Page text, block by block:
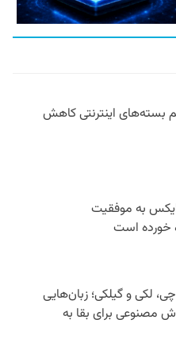
بسته‌های اینترنتی کاهش
به موفقیت
خورده است
لکی و گیلکی؛ زبان‌هایی
مصنوعی برای بقا به